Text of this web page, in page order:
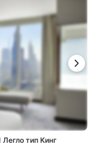
Легло тип Кинг